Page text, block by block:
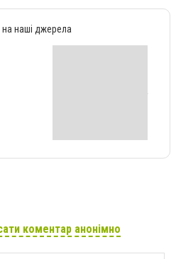
на наші джерела
коментар анонімно